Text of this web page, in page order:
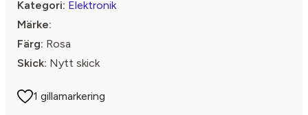
Kategori: Elektronik
Märke:
Färg: Rosa
Skick: Nytt skick
1 gillamarkering